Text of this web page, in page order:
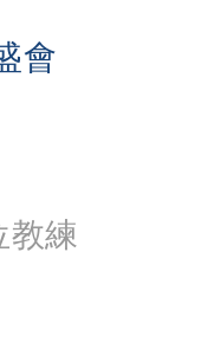
會
教練